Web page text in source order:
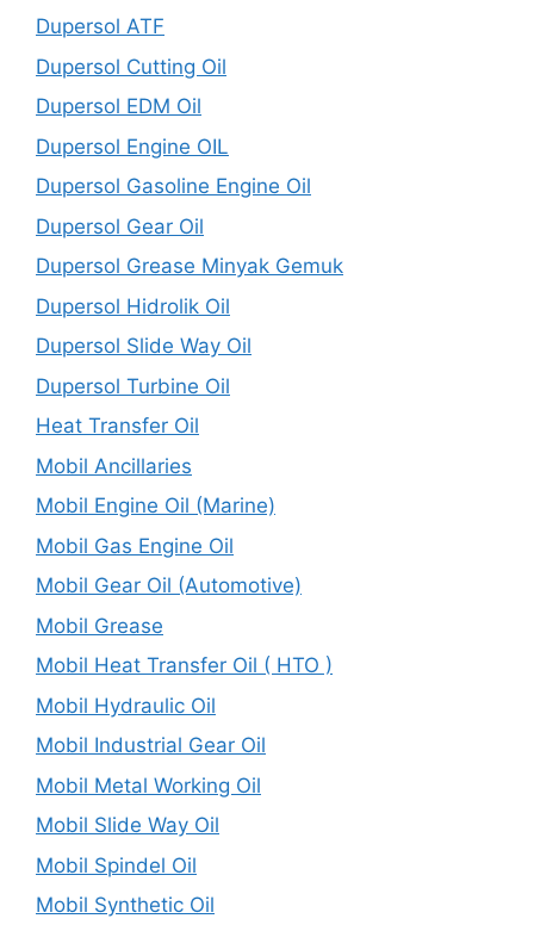
Dupersol ATF
Dupersol Cutting Oil
Dupersol EDM Oil
Dupersol Engine OIL
Dupersol Gasoline Engine Oil
Dupersol Gear Oil
Dupersol Grease Minyak Gemuk
Dupersol Hidrolik Oil
Dupersol Slide Way Oil
Dupersol Turbine Oil
Heat Transfer Oil
Mobil Ancillaries
Mobil Engine Oil (Marine)
Mobil Gas Engine Oil
Mobil Gear Oil (Automotive)
Mobil Grease
Mobil Heat Transfer Oil ( HTO )
Mobil Hydraulic Oil
Mobil Industrial Gear Oil
Mobil Metal Working Oil
Mobil Slide Way Oil
Mobil Spindel Oil
Mobil Synthetic Oil